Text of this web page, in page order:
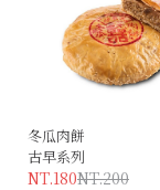
冬瓜肉餅
古早系列
NT.180NT.200